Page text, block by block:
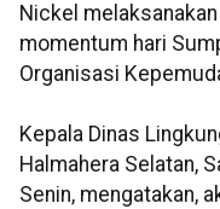
Nickel
momentum hari
Organisasi
Kepala Dinas
Halmahera Selatan,
Senin, mengatakan,